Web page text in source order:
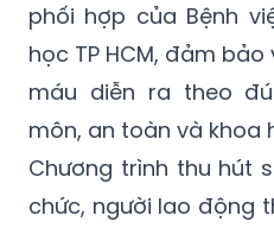
phối hợp của Bệnh
học TP HCM, đảm
máu diễn ra theo
môn, an toàn và khoa
Chương trình thu hút
chức, người lao động